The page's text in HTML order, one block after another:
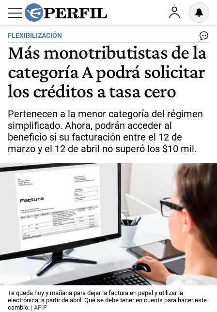
FLEXIBILIZACIÓN
Más monotributistas de la
categoría A podrá solicitar
los créditos a tasa cero
Pertenecen a la menor categoría del régimen
simplificado. Ahora, podrán acceder al
beneficio si su facturación entre el 12 de
marzo y el 12 de abril no superó los $10 mil.
Te queda hoy y mañana para dejar la factura en papel y utilizar la
electrónica, a partir de abril. Qué se debe tener en cuenta para hacer este
cambio. | AFIP